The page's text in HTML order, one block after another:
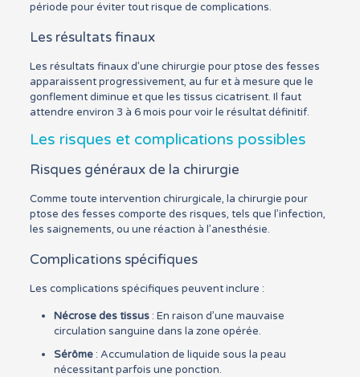
période pour éviter tout risque de complications.
Les résultats finaux
Les résultats finaux d’une chirurgie pour ptose des fesses
apparaissent progressivement, au fur et à mesure que le
gonflement diminue et que les tissus cicatrisent. Il faut
attendre environ 3 à 6 mois pour voir le résultat définitif.
Les risques et complications possibles
Risques généraux de la chirurgie
Comme toute intervention chirurgicale, la chirurgie pour
ptose des fesses comporte des risques, tels que l’infection,
les saignements, ou une réaction à l’anesthésie.
Complications spécifiques
Les complications spécifiques peuvent inclure :
Nécrose des tissus: En raison d’une mauvaise
circulation sanguine dans la zone opérée.
Sérôme: Accumulation de liquide sous la peau
nécessitant parfois une ponction.